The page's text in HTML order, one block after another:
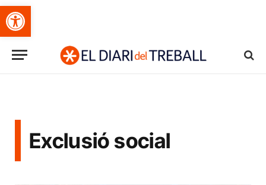
Obre la barra d'eines
Exclusió social